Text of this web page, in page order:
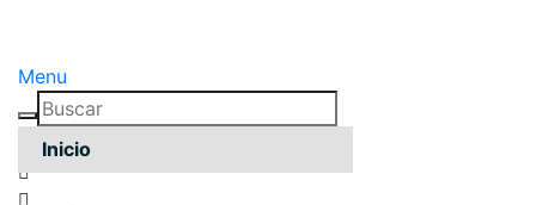
Menu
Inicio